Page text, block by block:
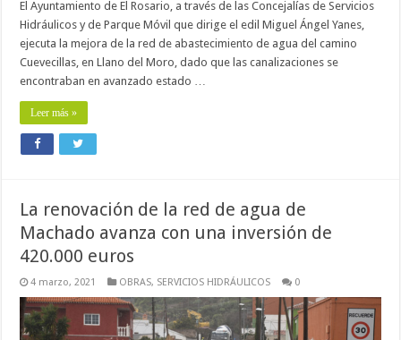
El Ayuntamiento de El Rosario, a través de las Concejalías de Servicios
Hidráulicos y de Parque Móvil que dirige el edil Miguel Ángel Yanes,
ejecuta la mejora de la red de abastecimiento de agua del camino
Cuevecillas, en Llano del Moro, dado que las canalizaciones se
encontraban en avanzado estado …
Leer más »
La renovación de la red de agua de
Machado avanza con una inversión de
420.000 euros
4 marzo, 2021 OBRAS, SERVICIOS HIDRÁULICOS 0